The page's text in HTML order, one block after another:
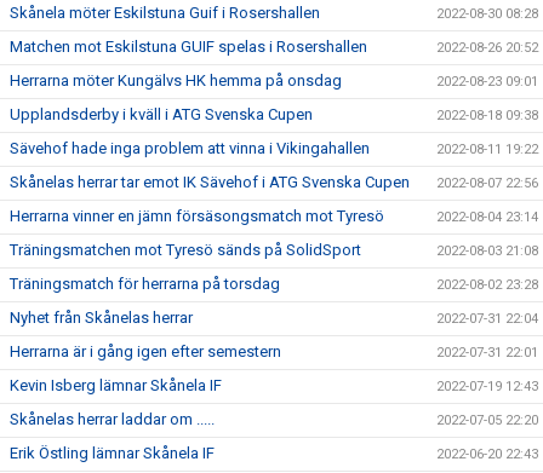
Skånela möter Eskilstuna Guif i Rosershallen 2022-08-30 08:28
Matchen mot Eskilstuna GUIF spelas i Rosershallen 2022-08-26 20:52
Herrarna möter Kungälvs HK hemma på onsdag 2022-08-23 09:01
Upplandsderby i kväll i ATG Svenska Cupen 2022-08-18 09:38
Sävehof hade inga problem att vinna i Vikingahallen 2022-08-11 19:22
Skånelas herrar tar emot IK Sävehof i ATG Svenska Cupen 2022-08-07 22:56
Herrarna vinner en jämn försäsongsmatch mot Tyresö 2022-08-04 23:14
Träningsmatchen mot Tyresö sänds på SolidSport 2022-08-03 21:08
Träningsmatch för herrarna på torsdag 2022-08-02 23:28
Nyhet från Skånelas herrar 2022-07-31 22:04
Herrarna är i gång igen efter semestern 2022-07-31 22:01
Kevin Isberg lämnar Skånela IF 2022-07-19 12:43
Skånelas herrar laddar om ..... 2022-07-05 22:20
Erik Östling lämnar Skånela IF 2022-06-20 22:43